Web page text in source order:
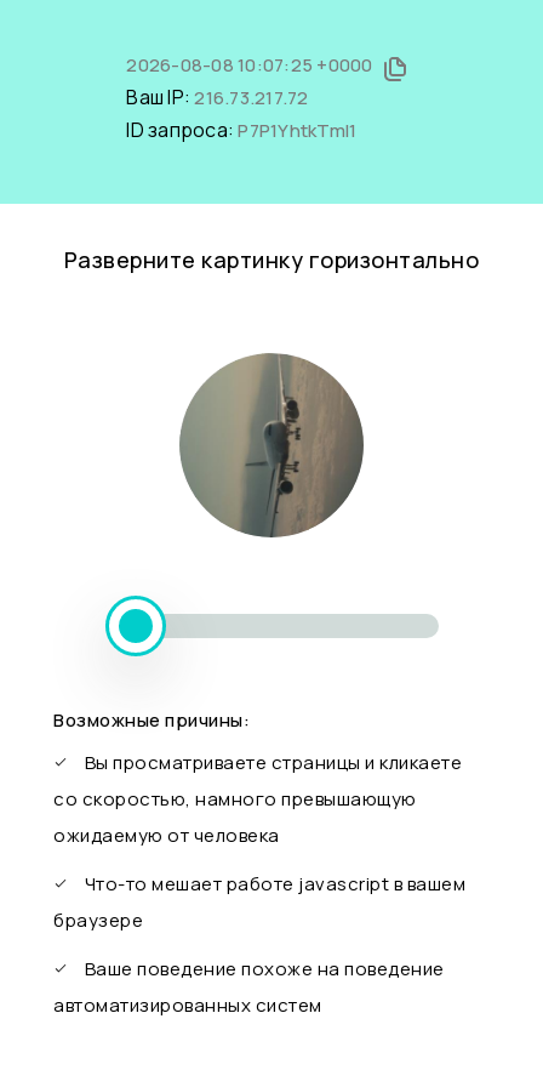
2026-08-08 10:07:25 +0000
Ваш IP:216.73.217.72
ID запроса:P7P1YhtkTmI1
Разверните картинку горизонтально
Возможные причины:
Вы просматриваете страницы и кликаете
со скоростью, намного превышающую
ожидаемую от человека
Что-то мешает работе javascript в вашем
браузере
Ваше поведение похоже на поведение
автоматизированных систем